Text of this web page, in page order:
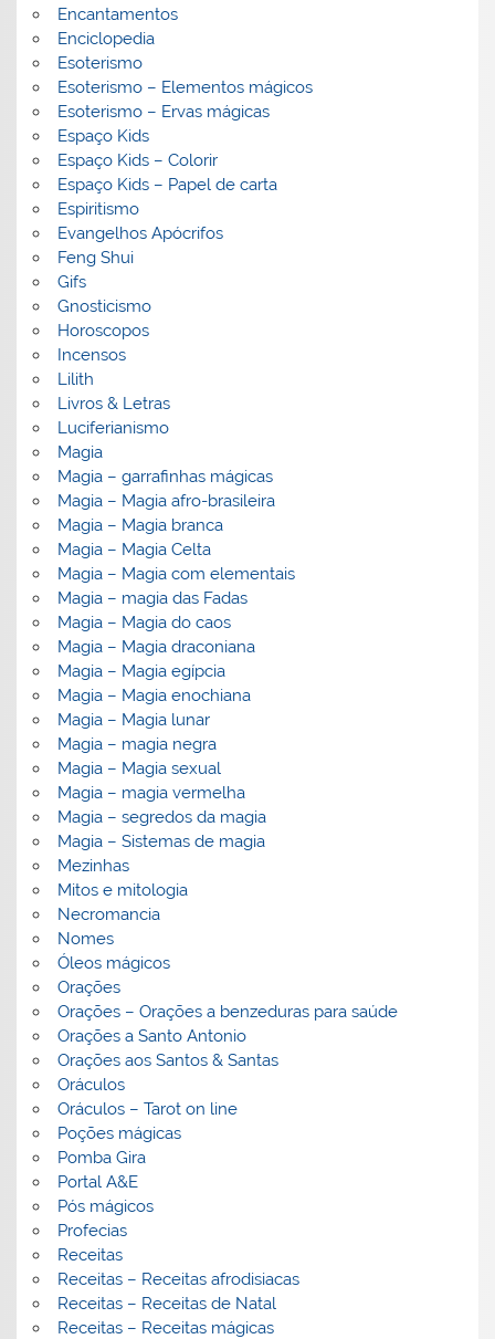
Encantamentos
Enciclopedia
Esoterismo
Esoterismo – Elementos mágicos
Esoterismo – Ervas mágicas
Espaço Kids
Espaço Kids – Colorir
Espaço Kids – Papel de carta
Espiritismo
Evangelhos Apócrifos
Feng Shui
Gifs
Gnosticismo
Horoscopos
Incensos
Lilith
Livros & Letras
Luciferianismo
Magia
Magia – garrafinhas mágicas
Magia – Magia afro-brasileira
Magia – Magia branca
Magia – Magia Celta
Magia – Magia com elementais
Magia – magia das Fadas
Magia – Magia do caos
Magia – Magia draconiana
Magia – Magia egípcia
Magia – Magia enochiana
Magia – Magia lunar
Magia – magia negra
Magia – Magia sexual
Magia – magia vermelha
Magia – segredos da magia
Magia – Sistemas de magia
Mezinhas
Mitos e mitologia
Necromancia
Nomes
Óleos mágicos
Orações
Orações – Orações a benzeduras para saúde
Orações a Santo Antonio
Orações aos Santos & Santas
Oráculos
Oráculos – Tarot on line
Poções mágicas
Pomba Gira
Portal A&E
Pós mágicos
Profecias
Receitas
Receitas – Receitas afrodisiacas
Receitas – Receitas de Natal
Receitas – Receitas mágicas